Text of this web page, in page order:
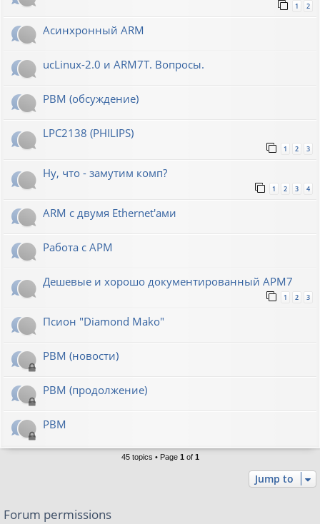
1 2
Асинхронный ARM
ucLinux-2.0 и ARM7T. Вопросы.
РВМ (обсуждение)
LPC2138 (PHILIPS)
1 2 3
Ну, что - замутим комп?
1 2 3 4
ARM с двумя Ethernet'ами
Работа с АРМ
Дешевые и хорошо документированный АРМ7
1 2 3
Псион "Diamond Mako"
РВМ (новости)
РВМ (продолжение)
РВМ
45 topics • Page 1 of 1
Jump to
Forum permissions